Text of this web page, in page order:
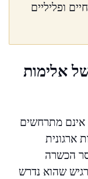
ופליליים
אלימות
אינם מתרחשים
ארגונית
הכשרה
שהוא נדרש